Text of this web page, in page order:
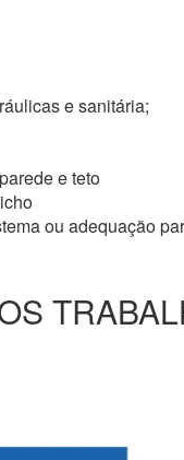
e sanitária;
e teto
ou adequação